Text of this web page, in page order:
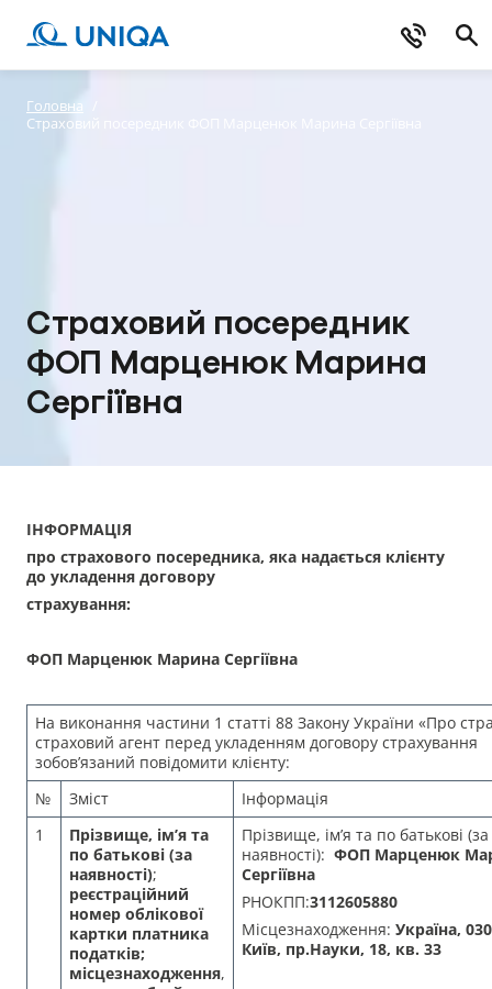
Головна
Страховий посередник ФОП Марценюк Марина Сергіївна
Страховий посередник
ФОП Марценюк Марина
Сергіївна
ІНФОРМАЦІЯ
про страхового посередника, яка надається клієнту
до укладення договору
страхування:
ФОП Марценюк Марина Сергіївна
На виконання частини 1 статті 88 Закону України «Про
страховий агент перед укладенням договору страхування
зобов’язаний повідомити клієнту:
№
Зміст
Інформація
1
Прізвище, ім’я та
по батькові (за
наявності);
реєстраційний
номер облікової
картки платника
податків;
місцезнаходження,
Прізвище, ім’я та по батькові (за
наявності): ФОП Марценюк
Сергіївна
РНОКПП:3112605880
Місцезнаходження: Україна,
Київ, пр.Науки, 18, кв. 33